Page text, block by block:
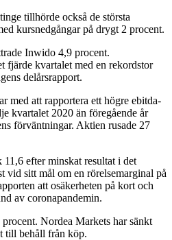
tillhörde också de största
kursnedgångar på drygt 2 procent.
Inwido 4,9 procent.
fjärde kvartalet med en rekordstor
delårsrapport.
med att rapportera ett högre ebitda-
kvartalet 2020 än föregående år
förväntningar. Aktien rusade 27
efter minskat resultat i det
vid sitt mål om en rörelsemarginal på
att osäkerheten på kort och
av coronapandemin.
Nordea Markets har sänkt
till behåll från köp.